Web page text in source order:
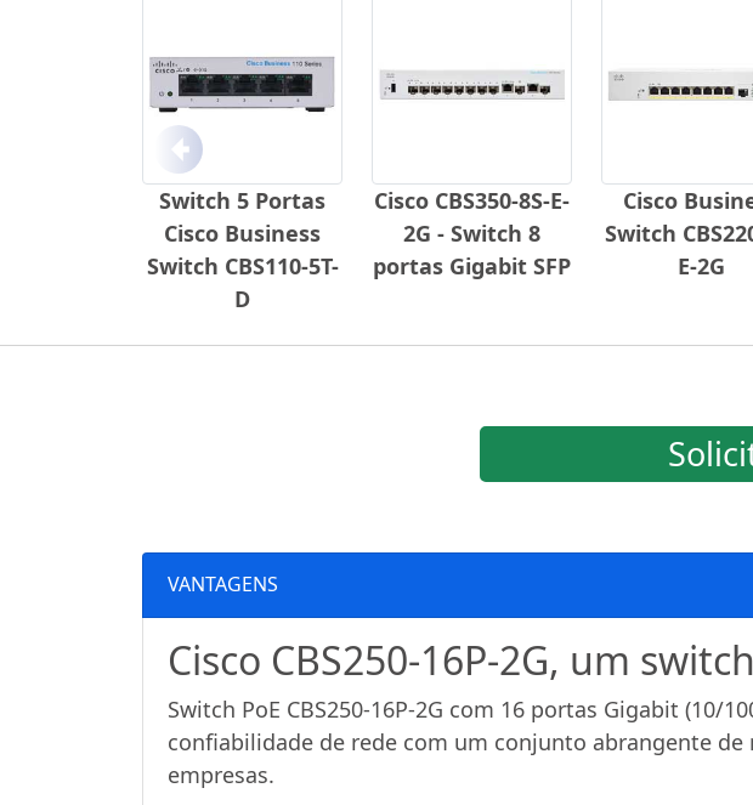
Switch 5 Portas
Cisco Business
Switch CBS110-5T-
D
Cisco CBS350-8S-E-
2G - Switch 8
portas Gigabit SFP
Cisco
Switch
E-2G
Anterior
VANTAGENS
Cisco CBS250-16P-2G, um
Switch PoE CBS250-16P-2G com 16 portas Gigabit (10/
confiabilidade de rede com um conjunto abrangente
empresas.